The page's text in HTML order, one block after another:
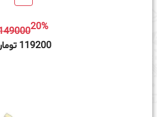
14900020%
119200 تومان